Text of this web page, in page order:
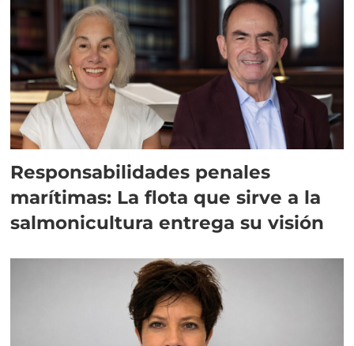
Responsabilidades penales
marítimas: La flota que sirve a la
salmonicultura entrega su visión